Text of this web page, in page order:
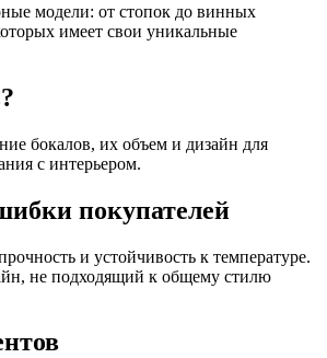
модели: от стопок до винных
имеет свои уникальные
бокалов, их объем и дизайн для
с интерьером.
покупателей
и устойчивость к температуре.
не подходящий к общему стилю